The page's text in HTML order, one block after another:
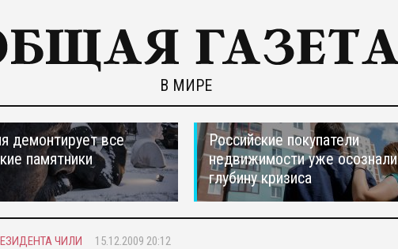
В МИРЕ
демонтирует все
памятники
Российские покупатели
недвижимости уже осознали
глубину кризиса
ЧИЛИ 15.12.2009 20:12